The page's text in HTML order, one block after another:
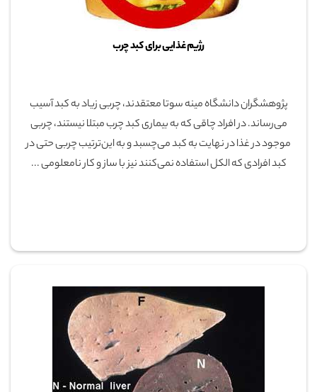
رژیم غذایی برای کبد چرب
پژوهشگران دانشگاه مینه سوتا معتقدند، چربی زیاد به کبد آسیب
می‌رساند. در افراد چاقی که به بیماری کبد چرب مبتلا نیستند، چربی
موجود در غذا در نهایت به کبد می‌چسبد و به این‌‌ترتیب چربی حتی در
کبد افرادی که الکل استفاده نمی‌کنند نیز با ساز و کار نامعلومی ...